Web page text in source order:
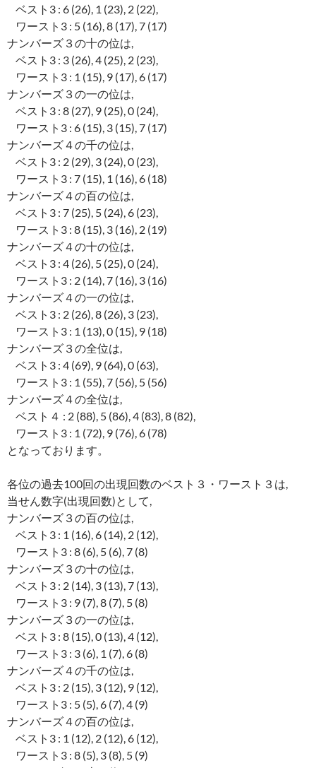
ベスト3 : 6 (26), 1 (23), 2 (22),
ワースト3 : 5 (16), 8 (17), 7 (17)
ナンバーズ３の十の位は,
ベスト3 : 3 (26), 4 (25), 2 (23),
ワースト3 : 1 (15), 9 (17), 6 (17)
ナンバーズ３の一の位は,
ベスト3 : 8 (27), 9 (25), 0 (24),
ワースト3 : 6 (15), 3 (15), 7 (17)
ナンバーズ４の千の位は,
ベスト3 : 2 (29), 3 (24), 0 (23),
ワースト3 : 7 (15), 1 (16), 6 (18)
ナンバーズ４の百の位は,
ベスト3 : 7 (25), 5 (24), 6 (23),
ワースト3 : 8 (15), 3 (16), 2 (19)
ナンバーズ４の十の位は,
ベスト3 : 4 (26), 5 (25), 0 (24),
ワースト3 : 2 (14), 7 (16), 3 (16)
ナンバーズ４の一の位は,
ベスト3 : 2 (26), 8 (26), 3 (23),
ワースト3 : 1 (13), 0 (15), 9 (18)
ナンバーズ３の全位は,
ベスト3 : 4 (69), 9 (64), 0 (63),
ワースト3 : 1 (55), 7 (56), 5 (56)
ナンバーズ４の全位は,
ベスト４ : 2 (88), 5 (86), 4 (83), 8 (82),
ワースト3 : 1 (72), 9 (76), 6 (78)
となっております。
各位の過去100回の出現回数のベスト３・ワースト３は,
当せん数字(出現回数)として,
ナンバーズ３の百の位は,
ベスト3 : 1 (16), 6 (14), 2 (12),
ワースト3 : 8 (6), 5 (6), 7 (8)
ナンバーズ３の十の位は,
ベスト3 : 2 (14), 3 (13), 7 (13),
ワースト3 : 9 (7), 8 (7), 5 (8)
ナンバーズ３の一の位は,
ベスト3 : 8 (15), 0 (13), 4 (12),
ワースト3 : 3 (6), 1 (7), 6 (8)
ナンバーズ４の千の位は,
ベスト3 : 2 (15), 3 (12), 9 (12),
ワースト3 : 5 (5), 6 (7), 4 (9)
ナンバーズ４の百の位は,
ベスト3 : 1 (12), 2 (12), 6 (12),
ワースト3 : 8 (5), 3 (8), 5 (9)